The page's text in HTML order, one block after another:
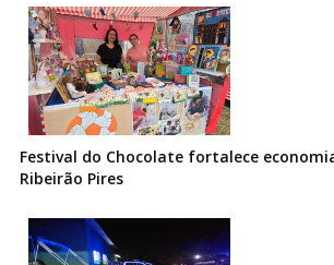
Festival do Chocolate fortalece
Ribeirão Pires